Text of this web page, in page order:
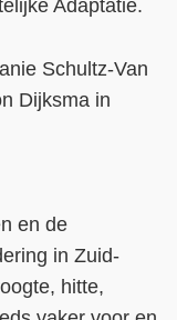
Adaptatie.
Schultz-Van
Dijksma in
en de
in Zuid-
hitte,